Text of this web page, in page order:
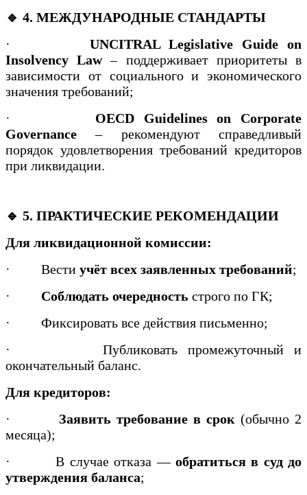
🔹 4. МЕЖДУНАРОДНЫЕ СТАНДАРТЫ
· UNCITRAL Legislative Guide on
Insolvency Law– поддерживает приоритеты в
зависимости от социального и экономического
значения требований;
· OECD Guidelines on Corporate
Governance – рекомендуют справедливый
порядок удовлетворения требований кредиторов
при ликвидации.
🔹 5. ПРАКТИЧЕСКИЕ РЕКОМЕНДАЦИИ
Для ликвидационной комиссии:
· Вести учёт всех заявленных требований;
· Соблюдать очередность строго по ГК;
· Фиксировать все действия письменно;
· Публиковать промежуточный и
окончательный баланс.
Для кредиторов:
· Заявить требование в срок (обычно 2
месяца);
·В случае отказа — обратиться в суд до
утверждения баланса;